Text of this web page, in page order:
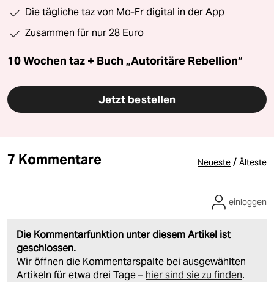
Die tägliche taz von Mo-Fr digital in der App
Zusammen für nur 28 Euro
10 Wochen taz + Buch „Autoritäre Rebellion“
Jetzt bestellen
7 Kommentare Neueste / Älteste
Die Kommentarfunktion unter diesem Artikel ist
geschlossen.
Wir öffnen die Kommentarspalte bei ausgewählten
Artikeln für etwa drei Tage – hier sind sie zu finden.
einloggen